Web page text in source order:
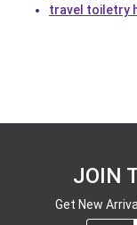
travel toiletry
JOIN
Get New